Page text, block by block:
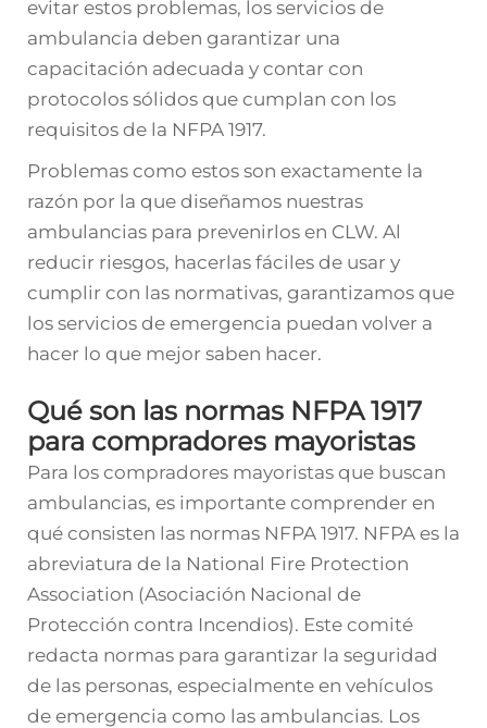
evitar estos problemas, los servicios de
ambulancia deben garantizar una
capacitación adecuada y contar con
protocolos sólidos que cumplan con los
requisitos de la NFPA 1917.
Problemas como estos son exactamente la
razón por la que diseñamos nuestras
ambulancias para prevenirlos en CLW. Al
reducir riesgos, hacerlas fáciles de usar y
cumplir con las normativas, garantizamos que
los servicios de emergencia puedan volver a
hacer lo que mejor saben hacer.
Qué son las normas NFPA 1917
para compradores mayoristas
Para los compradores mayoristas que buscan
ambulancias, es importante comprender en
qué consisten las normas NFPA 1917. NFPA es la
abreviatura de la National Fire Protection
Association (Asociación Nacional de
Protección contra Incendios). Este comité
redacta normas para garantizar la seguridad
de las personas, especialmente en vehículos
de emergencia como las ambulancias. Los